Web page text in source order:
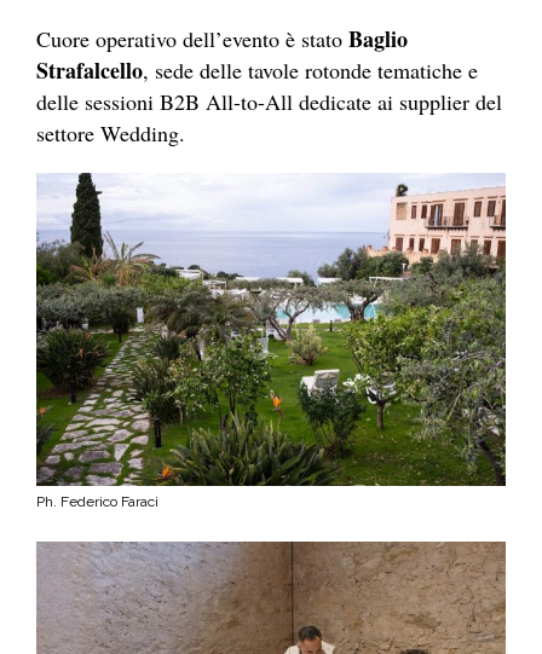
Cuore operativo dell’evento è stato Baglio
Strafalcello, sede delle tavole rotonde tematiche e
delle sessioni B2B All-to-All dedicate ai supplier del
settore Wedding.
Ph. Federico Faraci